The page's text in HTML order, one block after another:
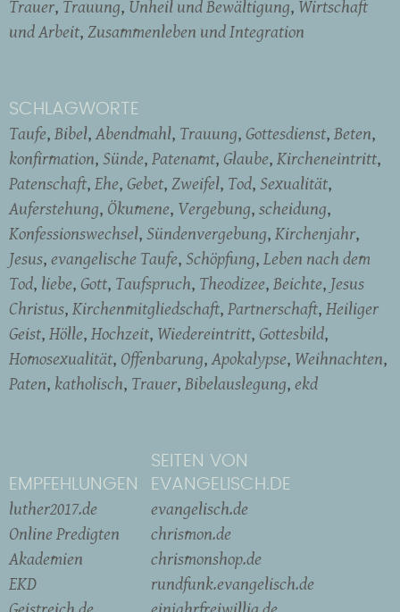
Trauer Trauung Unheil und Bewältigung Wirtschaft
und Arbeit Zusammenleben und Integration
SCHLAGWORTE
Taufe Bibel Abendmahl Trauung Gottesdienst Beten
konfirmation Sünde Patenamt Glaube Kircheneintritt
Patenschaft Ehe Gebet Zweifel Tod Sexualität
Auferstehung Ökumene Vergebung scheidung
Konfessionswechsel Sündenvergebung Kirchenjahr
Jesus evangelische Taufe Schöpfung Leben nach dem
Tod liebe Gott Taufspruch Theodizee Beichte Jesus
Christus Kirchenmitgliedschaft Partnerschaft Heiliger
Geist Hölle Hochzeit Wiedereintritt Gottesbild
Homosexualität Offenbarung Apokalypse Weihnachten
Paten katholisch Trauer Bibelauslegung ekd
EMPFEHLUNGEN
luther2017.de
Online Predigten
Akademien
EKD
SEITEN VON
EVANGELISCH.DE
evangelisch.de
chrismon.de
chrismonshop.de
rundfunk.evangelisch.de